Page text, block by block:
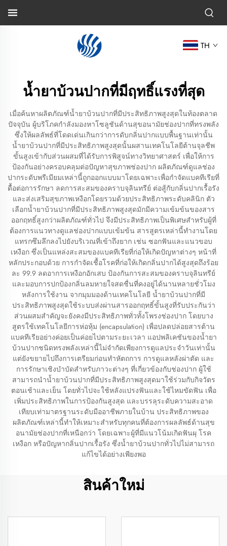
TH
น้ำยาบ้วนปากที่มีฤทธิ์แรงที่สุด
เมื่อค้นหาผลิตภัณฑ์น้ำยาบ้วนปากที่มีประสิทธิภาพสูงสุดในท้องตลาด
ปัจจุบัน ผู้บริโภคกำลังมองหาโซลูชันด้านสุขอนามัยช่องปากที่ทรงพลัง
ซึ่งให้ผลลัพธ์ที่โดดเด่นเกินกว่าการดับกลิ่นปากแบบพื้นฐานเท่านั้น
น้ำยาบ้วนปากที่มีประสิทธิภาพสูงสุดนั้นผสานเทคโนโลยีต้านจุลชีพ
ขั้นสูงเข้ากับส่วนผสมที่ได้รับการพิสูจน์ทางวิทยาศาสตร์ เพื่อให้การ
ป้องกันอย่างครอบคลุมต่อปัญหาสุขภาพช่องปาก ผลิตภัณฑ์ดูแลช่อง
ปากระดับพรีเมียมเหล่านี้ถูกออกแบบมาโดยเฉพาะเพื่อกำจัดแบคทีเรียที่
ดื้อต่อการรักษา ลดการสะสมของคราบจุลินทรีย์ ต่อสู้กับกลิ่นปากเรื้อรัง
และส่งเสริมสุขภาพเหงือกโดยรวมด้วยประสิทธิภาพระดับคลินิก ตัว
เลือกน้ำยาบ้วนปากที่มีประสิทธิภาพสูงสุดมักมีความเข้มข้นของสาร
ออกฤทธิ์สูงกว่าผลิตภัณฑ์ทั่วไป จึงมีประสิทธิภาพเป็นพิเศษสำหรับผู้ที่
ต้องการแนวทางดูแลช่องปากแบบเข้มข้น สารสูตรเหล่านี้ทำงานโดย
แทรกซึมลึกลงไปยังบริเวณที่เข้าถึงยาก เช่น ซอกฟันและแนวขอบ
เหงือก ซึ่งเป็นแหล่งสะสมของแบคทีเรียที่ก่อให้เกิดปัญหาต่างๆ หน้าที่
หลักประกอบด้วย การกำจัดเชื้อโรคที่ก่อให้เกิดกลิ่นปากได้สูงสุดถึงร้อย
ละ 99.9 ลดอาการเหงือกอักเสบ ป้องกันการสะสมของคราบจุลินทรีย์
และมอบการปกป้องกลิ่นลมหายใจสดชื่นที่คงอยู่ได้นานหลายชั่วโมง
หลังการใช้งาน จากมุมมองด้านเทคโนโลยี น้ำยาบ้วนปากที่มี
ประสิทธิภาพสูงสุดใช้ระบบส่งผ่านสารออกฤทธิ์ขั้นสูงที่รับประกันว่า
ส่วนผสมสำคัญจะยังคงมีประสิทธิภาพทั่วทั้งโพรงช่องปาก โดยบาง
สูตรใช้เทคโนโลยีการห่อหุ้ม (encapsulation) เพื่อปลดปล่อยสารต้าน
แบคทีเรียอย่างค่อยเป็นค่อยไปตามระยะเวลา แอปพลิเคชันของน้ำยา
บ้วนปากชนิดทรงพลังเหล่านี้ไม่จำกัดเพียงการดูแลประจำวันเท่านั้น
แต่ยังขยายไปถึงการเตรียมก่อนทำหัตถการ การดูแลหลังผ่าตัด และ
การรักษาเชิงบำบัดสำหรับภาวะต่างๆ ที่เกี่ยวข้องกับช่องปาก ผู้ใช้
สามารถนำน้ำยาบ้วนปากที่มีประสิทธิภาพสูงสุดมาใช้ร่วมกับกิจวัตร
ตอนเช้าและเย็น โดยทั่วไปจะใช้หลังแปรงฟันและใช้ไหมขัดฟัน เพื่อ
เพิ่มประสิทธิภาพในการป้องกันสูงสุด และบรรลุระดับความสะอาด
เทียบเท่ามาตรฐานระดับมืออาชีพภายในบ้าน ประสิทธิภาพของ
ผลิตภัณฑ์เหล่านี้ทำให้เหมาะสำหรับทุกคนที่ต้องการผลลัพธ์ด้านสุข
อนามัยช่องปากที่เหนือกว่า โดยเฉพาะผู้ที่มีแนวโน้มเกิดฟันผุ โรค
เหงือก หรือปัญหากลิ่นปากเรื้อรัง ซึ่งน้ำยาบ้วนปากทั่วไปไม่สามารถ
แก้ไขได้อย่างเพียงพอ
สินค้าใหม่